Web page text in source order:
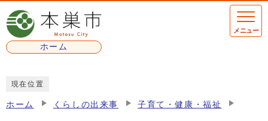
ページの先頭です
ホーム
メニュー
現在位置
ホーム くらしの出来事 子育て・健康・福祉